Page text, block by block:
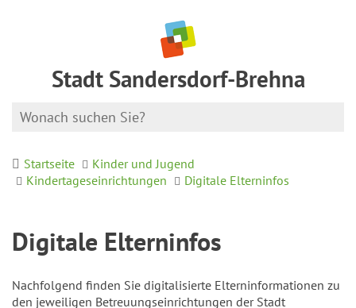
Stadt Sandersdorf-Brehna
Startseite
Kinder und Jugend
Kindertageseinrichtungen
Digitale Elterninfos
Digitale Elterninfos
Nachfolgend finden Sie digitalisierte Elterninformationen zu
den jeweiligen Betreuungseinrichtungen der Stadt